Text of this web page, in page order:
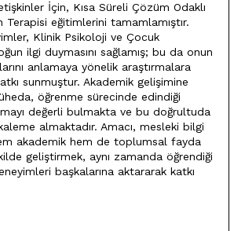
İçin, Kısa Süreli Çözüm Odaklı
Terapisi eğitimlerini tamamlamıştır.
Klinik Psikoloji ve Çocuk
ilgi duymasını sağlamış; bu da onun
anlamaya yönelik araştırmalara
sunmuştur. Akademik gelişimine
öğrenme sürecinde edindiği
değerli bulmakta ve bu doğrultuda
almaktadır. Amacı, mesleki bilgi
akademik hem de toplumsal fayda
geliştirmek, aynı zamanda öğrendiği
başkalarına aktararak katkı